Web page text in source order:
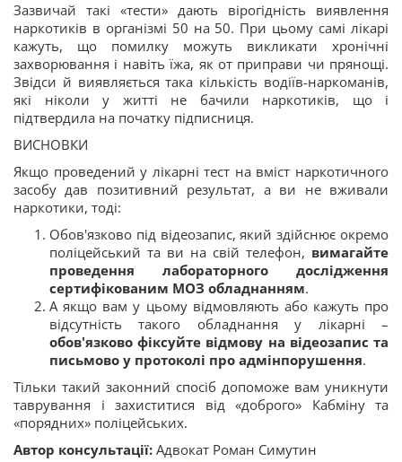
Зазвичай такі «тести» дають вірогідність виявлення
наркотиків в організмі 50 на 50. При цьому самі лікарі
кажуть, що помилку можуть викликати хронічні
захворювання і навіть їжа, як от приправи чи прянощі.
Звідси й виявляється така кількість водіїв-наркоманів,
які ніколи у житті не бачили наркотиків, що і
підтвердила на початку підписниця.
ВИСНОВКИ
Якщо проведений у лікарні тест на вміст наркотичного
засобу дав позитивний результат, а ви не вживали
наркотики, тоді:
Обов'язково під відеозапис, який здійснює окремо
поліцейський та ви на свій телефон, вимагайте
проведення лабораторного дослідження
сертифікованим МОЗ обладнанням.
А якщо вам у цьому відмовляють або кажуть про
відсутність такого обладнання у лікарні –
обов'язково фіксуйте відмову на відеозапис та
письмово у протоколі про адмінпорушення.
Тільки такий законний спосіб допоможе вам уникнути
таврування і захиститися від «доброго» Кабміну та
«порядних» поліцейських.
Автор консультації: Адвокат Роман Симутин